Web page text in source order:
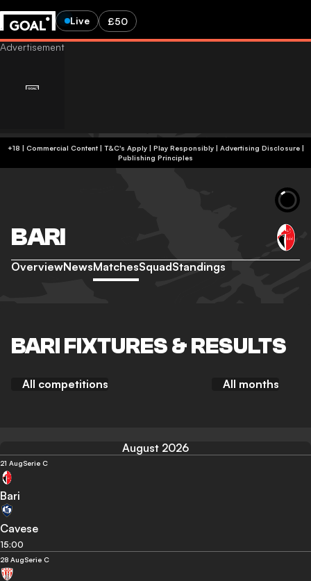
Live £50
+18 | Commercial Content | T&C's Apply | Play Responsibly| Advertising Disclosure|
Publishing Principles
BARI
OverviewNewsMatchesSquadStandings
BARI FIXTURES & RESULTS
All competitions All months
August 2026
21 AugSerie C
Bari
Cavese
15:00
28 AugSerie C